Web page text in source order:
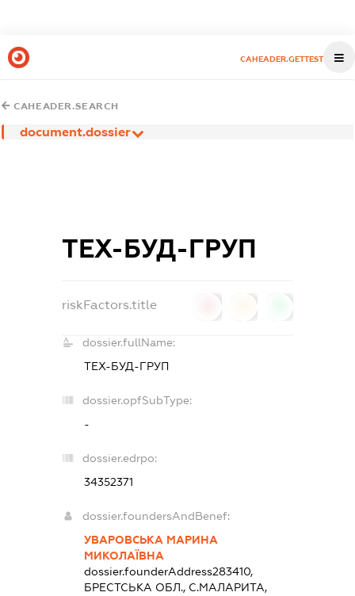
CAHEADER.GETTEST
CAHEADER.SEARCH
document.dossier
ТЕХ-БУД-ГРУП
riskFactors.title
dossier.fullName:
ТЕХ-БУД-ГРУП
dossier.opfSubType:
-
dossier.edrpo:
34352371
dossier.foundersAndBenef:
УВАРОВСЬКА МАРИНА
МИКОЛАЇВНА
dossier.founderAddress283410,
БРЕСТСЬКА ОБЛ., С.МАЛАРИТА,